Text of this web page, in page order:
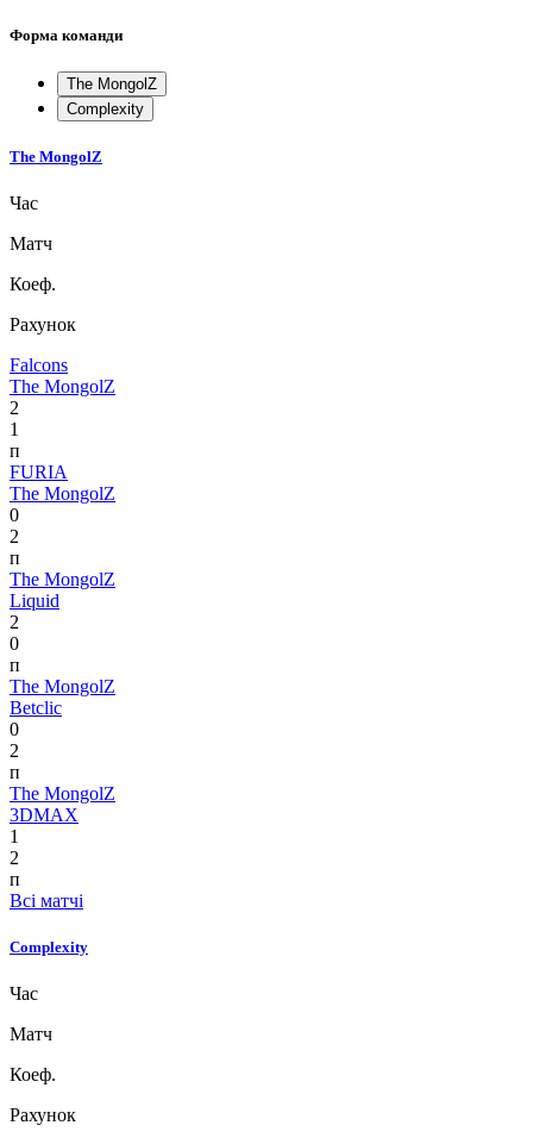
Форма команди
The MongolZ
Complexity
The MongolZ
Час
Матч
Коеф.
Рахунок
Falcons
The MongolZ
2
1
п
FURIA
The MongolZ
0
2
п
The MongolZ
Liquid
2
0
п
The MongolZ
Betclic
0
2
п
The MongolZ
3DMAX
1
2
п
Всі матчі
Complexity
Час
Матч
Коеф.
Рахунок